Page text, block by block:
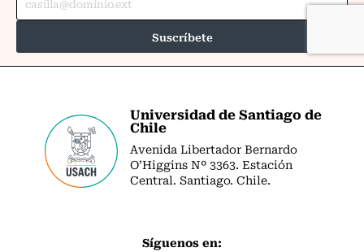
Universidad de Santiago de
Chile
Avenida Libertador Bernardo
O’Higgins Nº 3363. Estación
Central. Santiago. Chile.
Síguenos en: